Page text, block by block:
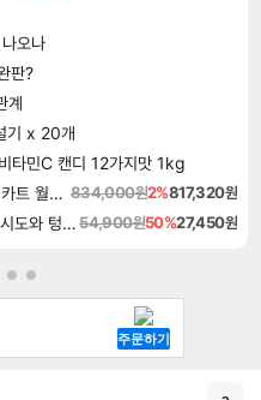
오나
판?
계
x 20개
민C 캔디 12가지맛 1kg
닌텐도 스위치 2 본체 + 마리오 카트 월드 + 포켓몬 포코피아 번들 834,000원2%817,320원
드래곤 퀘스트 빌더즈 2 파괴신 시도와 텅 빈 섬 Dragon Quest Builders 254,900원50%27,450원